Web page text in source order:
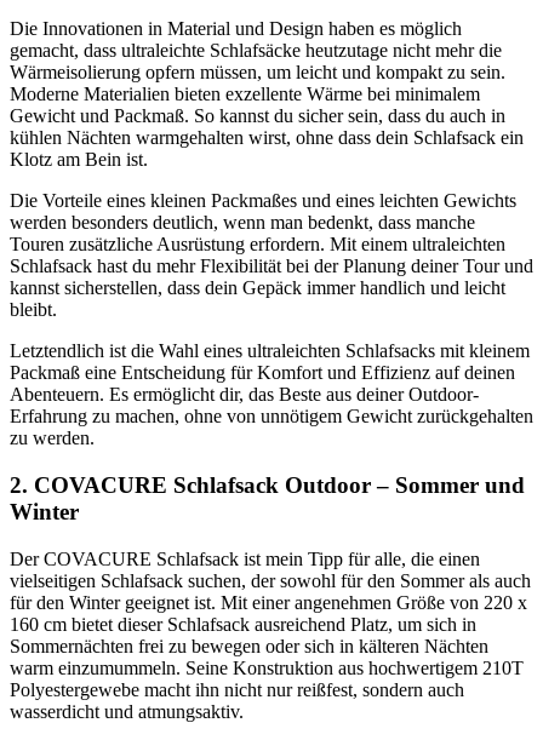
Die Innovationen in Material und Design haben es möglich
gemacht, dass ultraleichte Schlafsäcke heutzutage nicht mehr die
Wärmeisolierung opfern müssen, um leicht und kompakt zu sein.
Moderne Materialien bieten exzellente Wärme bei minimalem
Gewicht und Packmaß. So kannst du sicher sein, dass du auch in
kühlen Nächten warmgehalten wirst, ohne dass dein Schlafsack ein
Klotz am Bein ist.
Die Vorteile eines kleinen Packmaßes und eines leichten Gewichts
werden besonders deutlich, wenn man bedenkt, dass manche
Touren zusätzliche Ausrüstung erfordern. Mit einem ultraleichten
Schlafsack hast du mehr Flexibilität bei der Planung deiner Tour und
kannst sicherstellen, dass dein Gepäck immer handlich und leicht
bleibt.
Letztendlich ist die Wahl eines ultraleichten Schlafsacks mit kleinem
Packmaß eine Entscheidung für Komfort und Effizienz auf deinen
Abenteuern. Es ermöglicht dir, das Beste aus deiner Outdoor-
Erfahrung zu machen, ohne von unnötigem Gewicht zurückgehalten
zu werden.
2. COVACURE Schlafsack Outdoor – Sommer und
Winter
Der COVACURE Schlafsack ist mein Tipp für alle, die einen
vielseitigen Schlafsack suchen, der sowohl für den Sommer als auch
für den Winter geeignet ist. Mit einer angenehmen Größe von 220 x
160 cm bietet dieser Schlafsack ausreichend Platz, um sich in
Sommernächten frei zu bewegen oder sich in kälteren Nächten
warm einzumummeln. Seine Konstruktion aus hochwertigem 210T
Polyestergewebe macht ihn nicht nur reißfest, sondern auch
wasserdicht und atmungsaktiv.